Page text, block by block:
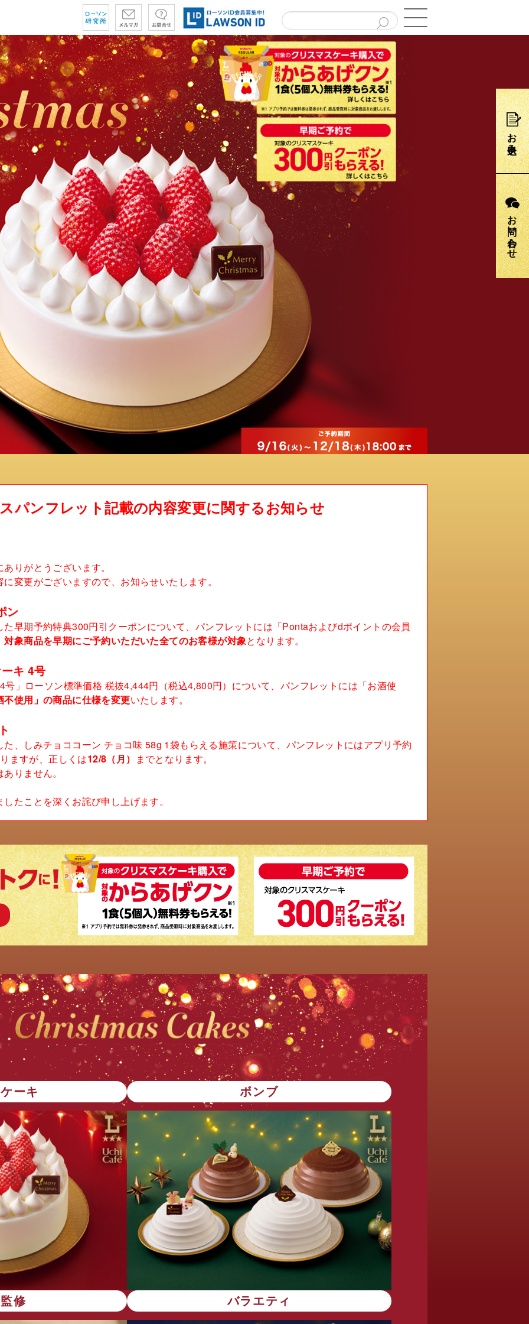
パンフレット記載の内容変更に関するお知らせ
りがとうございます。
変更がございますので、お知らせいたします。
ン
早期予約特典300円引クーポンについて、パンフレットには「Pontaおよびdポイントの会員
対象商品を早期にご予約いただいた全てのお客様が対象となります。
キ 4号
」ローソン標準価格 税抜4,444円（税込4,800円）について、パンフレットには「お酒使
不使用」の商品に仕様を変更いたします。
、しみチョココーン チョコ味 58g 1袋もらえる施策について、パンフレットにはアプリ予約
ますが、正しくは12/8（月） までとなります。
りません。
たことを深くお詫び申し上げます。
ーキ ボンブ
修 バラエティ
お申込み
お問い合わせ